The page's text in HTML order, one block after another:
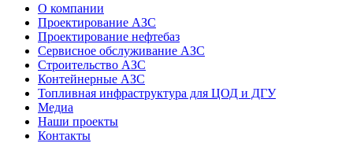
О компании
Проектирование АЗС
Проектирование нефтебаз
Сервисное обслуживание АЗС
Строительство АЗС
Контейнерные АЗС
Топливная инфраструктура для ЦОД и ДГУ
Медиа
Наши проекты
Контакты